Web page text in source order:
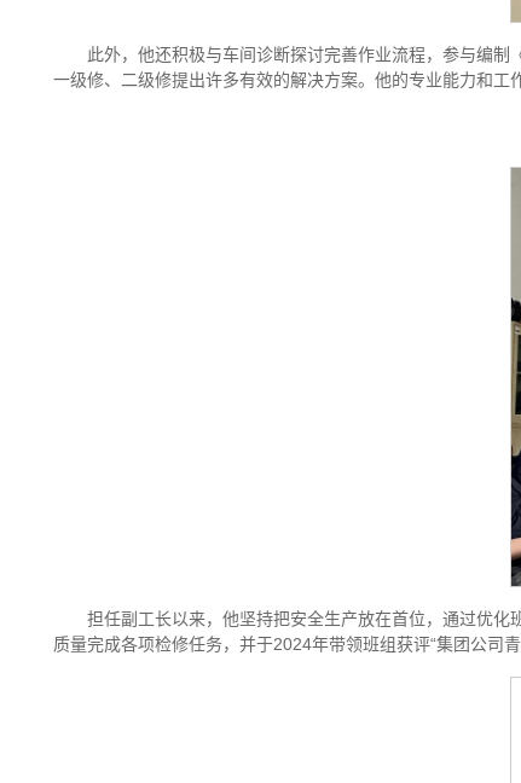
此外，他还积极与车间诊断探讨完善作业流程，参与编
一级修、二级修提出许多有效的解决方案。他的专业能力和工
担任副工长以来，他坚持把安全生产放在首位，通过优
质量完成各项检修任务，并于2024年带领班组获评“集团公司